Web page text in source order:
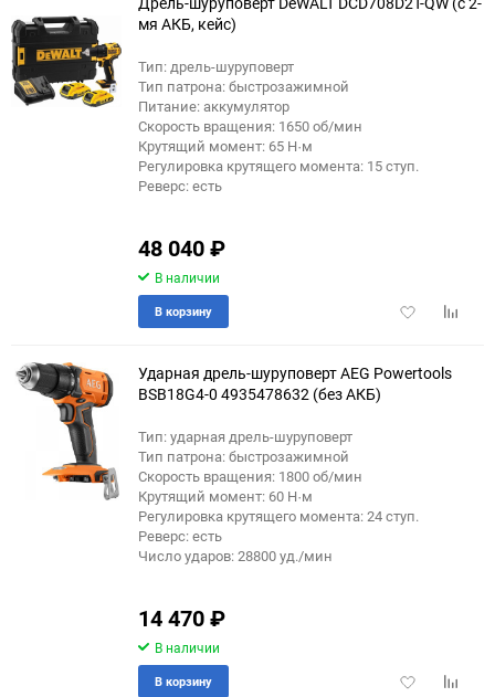
мя АКБ, кейс)
Тип: дрель-шуруповерт
Тип патрона: быстрозажимной
Питание: аккумулятор
Скорость вращения: 1650 об/мин
Крутящий момент: 65 Н·м
Регулировка крутящего момента: 15 ступ.
Реверс: есть
48 040₽
В наличии
Добавить
В корзину
Ударная дрель-шуруповерт AEG Powertools
BSB18G4-0 4935478632 (без АКБ)
Тип: ударная дрель-шуруповерт
Тип патрона: быстрозажимной
Скорость вращения: 1800 об/мин
Крутящий момент: 60 Н·м
Регулировка крутящего момента: 24 ступ.
Реверс: есть
Число ударов: 28800 уд./мин
14 470₽
В наличии
Добавить
В корзину